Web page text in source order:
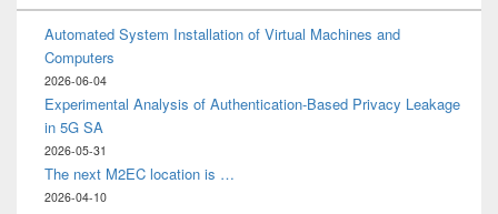
Automated System Installation of Virtual Machines and
Computers
2026-06-04
Experimental Analysis of Authentication-Based Privacy Leakage
in 5G SA
2026-05-31
The next M2EC location is …
2026-04-10